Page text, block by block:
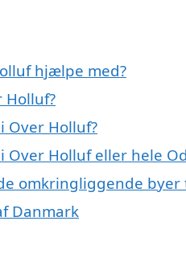
hjælpe med?
Holluf?
Over Holluf?
Holluf eller hele
omkringliggende byer
Danmark